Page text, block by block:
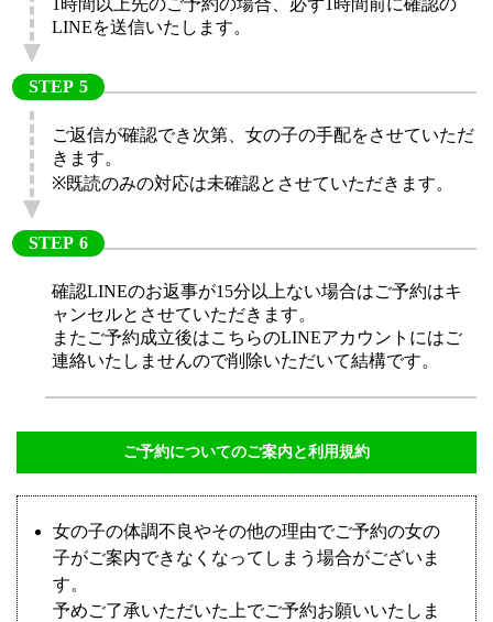
1時間以上先のご予約の場合、必ず1時間前に確認の
LINEを送信いたします。
STEP
ご返信が確認でき次第、女の子の手配をさせていただ
きます。
※既読のみの対応は未確認とさせていただきます。
STEP
確認LINEのお返事が15分以上ない場合はご予約はキ
ャンセルとさせていただきます。
またご予約成立後はこちらのLINEアカウントにはご
連絡いたしませんので削除いただいて結構です。
ご予約についてのご案内と利用規約
女の子の体調不良やその他の理由でご予約の女の
子がご案内できなくなってしまう場合がございま
す。
予めご了承いただいた上でご予約お願いいたしま